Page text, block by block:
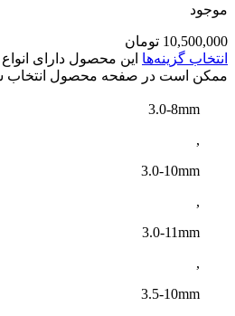
موجود
10,500,000 تومان
انتخاب گزینه‌ها این محصول دارای
ممکن است در صفحه محصول انتخاب
3.0-8mm
,
3.0-10mm
,
3.0-11mm
,
3.5-10mm